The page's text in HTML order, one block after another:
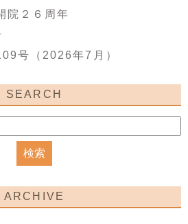
院２６周年
号（2026年7月）
SEARCH
ARCHIVE